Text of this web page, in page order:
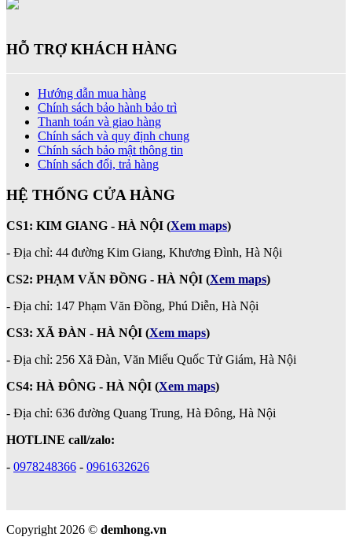
HỖ TRỢ KHÁCH HÀNG
Hướng dẫn mua hàng
Chính sách bảo hành bảo trì
Thanh toán và giao hàng
Chính sách và quy định chung
Chính sách bảo mật thông tin
Chính sách đổi, trả hàng
HỆ THỐNG CỬA HÀNG
CS1: KIM GIANG - HÀ NỘI (Xem maps)
- Địa chỉ: 44 đường Kim Giang, Khương Đình, Hà Nội
CS2: PHẠM VĂN ĐỒNG - HÀ NỘI (Xem maps)
- Địa chỉ: 147 Phạm Văn Đồng, Phú Diễn, Hà Nội
CS3: XÃ ĐÀN - HÀ NỘI (Xem maps)
- Địa chỉ: 256 Xã Đàn, Văn Miếu Quốc Tử Giám, Hà Nội
CS4: HÀ ĐÔNG - HÀ NỘI (Xem maps)
- Địa chỉ: 636 đường Quang Trung, Hà Đông, Hà Nội
HOTLINE call/zalo:
- 0978248366 - 0961632626
Copyright 2026 © demhong.vn